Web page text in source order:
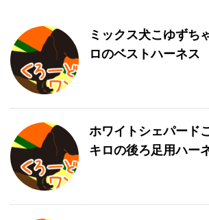
ミックス犬こゆずち
ロのベストハーネス
ホワイトシェパード
キロの後ろ足用ハー